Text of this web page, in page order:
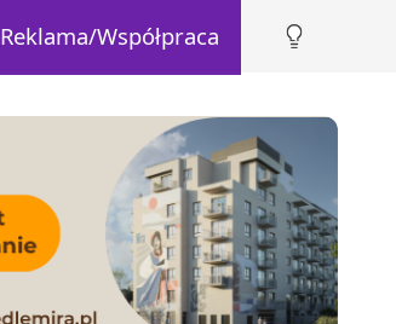
Reklama/Współpraca